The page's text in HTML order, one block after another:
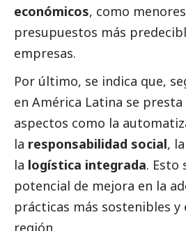
económicos, como
presupuestos más
empresas.
Por último, se indica que,
en América Latina se
aspectos como la
la responsabilidad social, la
la logística integrada. Esto
potencial de mejora en la
prácticas más sostenibles y
región.